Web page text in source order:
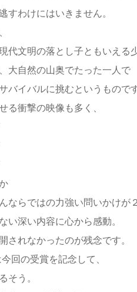
すわけにはいきません。
代文明の落とし子ともいえる
大自然の山奥でたった一人で
バイバルに挑むというもので
る衝撃の映像も多く、
ならではの力強い問いかけが
い深い内容に心から感動。
されなかったのが残念です。
回の受賞を記念して、
そう。